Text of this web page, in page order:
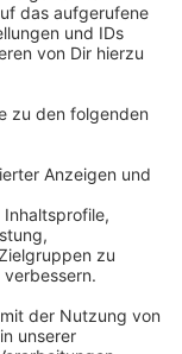
Von denen
erstmals in
neues